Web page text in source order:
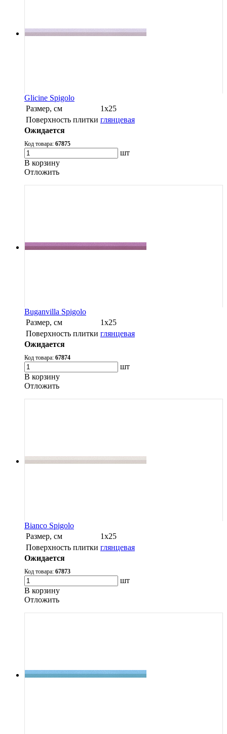
Glicine Spigolo
Размер, см
1х25
Поверхность плитки глянцевая
Ожидается
Код товара: 67875
шт
В корзину
Oтложить
Buganvilla Spigolo
Размер, см
1х25
Поверхность плитки глянцевая
Ожидается
Код товара: 67874
шт
В корзину
Oтложить
Bianco Spigolo
Размер, см
1х25
Поверхность плитки глянцевая
Ожидается
Код товара: 67873
шт
В корзину
Oтложить